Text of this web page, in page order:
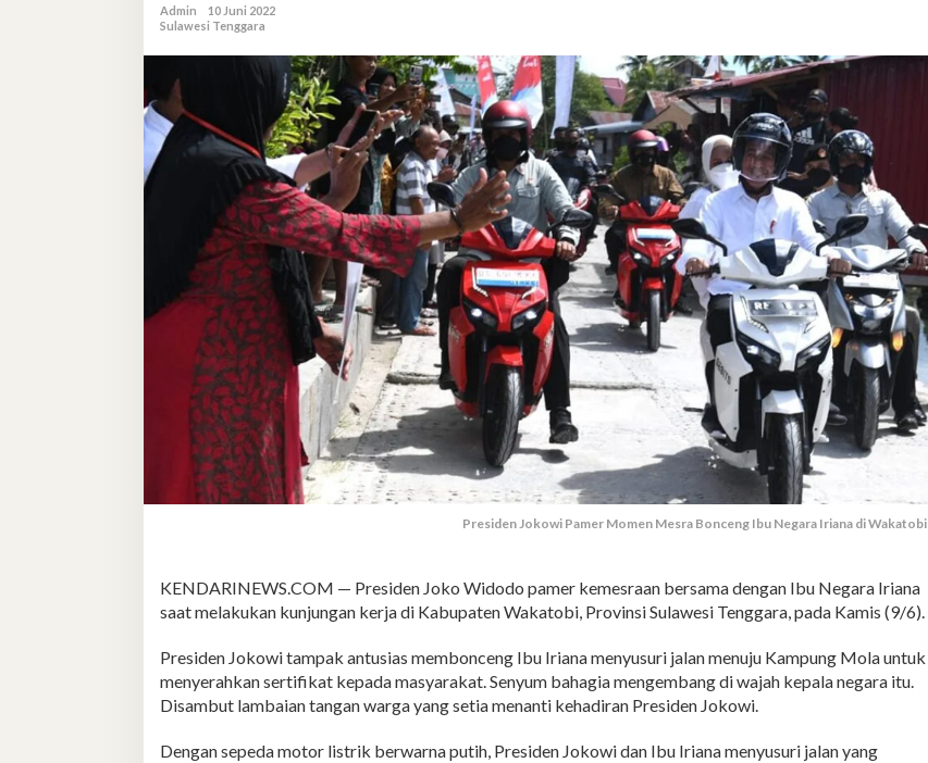
di
Wakatobi
Admin
10 Juni 2022
Sulawesi Tenggara
Presiden Jokowi Pamer Momen Mesra Bonceng Ibu Negara Iriana di Wakatobi
KENDARINEWS.COM — Presiden Joko Widodo pamer kemesraan bersama dengan Ibu Negara Iriana
saat melakukan kunjungan kerja di Kabupaten Wakatobi, Provinsi Sulawesi Tenggara, pada Kamis (9/6).
Presiden Jokowi tampak antusias membonceng Ibu Iriana menyusuri jalan menuju Kampung Mola untuk
menyerahkan sertifikat kepada masyarakat. Senyum bahagia mengembang di wajah kepala negara itu.
Disambut lambaian tangan warga yang setia menanti kehadiran Presiden Jokowi.
Dengan sepeda motor listrik berwarna putih, Presiden Jokowi dan Ibu Iriana menyusuri jalan yang